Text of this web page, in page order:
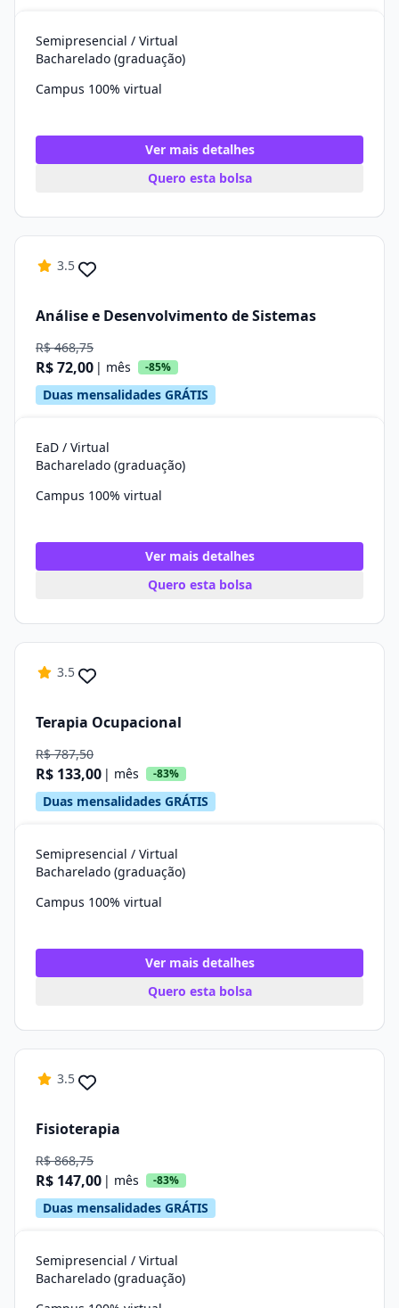
Semipresencial / Virtual
Bacharelado (graduação)
Campus 100% virtual
Ver mais detalhes
Quero esta bolsa
3.5
Análise e Desenvolvimento de Sistemas
R$ 468,75
R$ 72,00 | mês -85%
Duas mensalidades GRÁTIS
EaD / Virtual
Bacharelado (graduação)
Campus 100% virtual
Ver mais detalhes
Quero esta bolsa
3.5
Terapia Ocupacional
R$ 787,50
R$ 133,00 | mês -83%
Duas mensalidades GRÁTIS
Semipresencial / Virtual
Bacharelado (graduação)
Campus 100% virtual
Ver mais detalhes
Quero esta bolsa
3.5
Fisioterapia
R$ 868,75
R$ 147,00 | mês -83%
Duas mensalidades GRÁTIS
Semipresencial / Virtual
Bacharelado (graduação)